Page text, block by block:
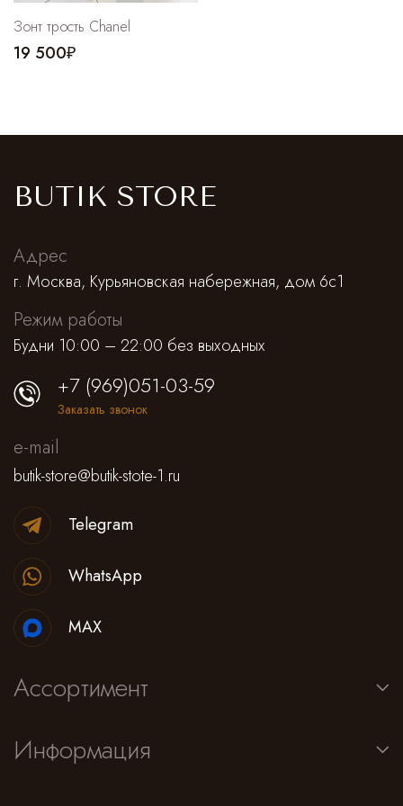
Зонт трость Chanel
19 500₽
BUTIK STORE
Адрес
г. Москва, Курьяновская набережная, дом 6с1
Режим работы
Будни 10:00 – 22:00 без выходных
Ассортимент
Информация
+7 (969)051-03-59
Заказать звонок
e-mail
butik-store@butik-stote-1.ru
Telegram
WhatsApp
MAX
Cпортивные брюки
Комбинезоны